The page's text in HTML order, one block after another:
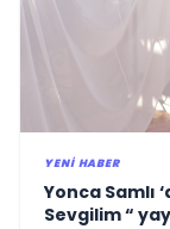
YENI HABER
Yonca Samlı
Sevgilim “